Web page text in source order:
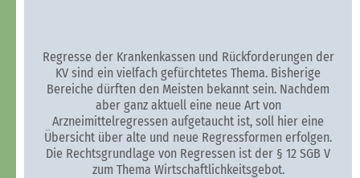
Regresse der Krankenkassen und Rückforderungen der
KV sind ein vielfach gefürchtetes Thema. Bisherige
Bereiche dürften den Meisten bekannt sein. Nachdem
aber ganz aktuell eine neue Art von
Arzneimittelregressen aufgetaucht ist, soll hier eine
Übersicht über alte und neue Regressformen erfolgen.
Die Rechtsgrundlage von Regressen ist der § 12 SGB V
zum Thema Wirtschaftlichkeitsgebot.